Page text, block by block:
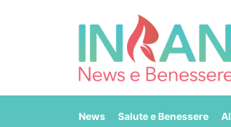
News Salute e Benessere